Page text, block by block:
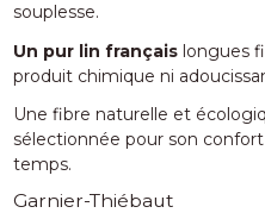
souplesse.
Un pur lin françaislongues
produit chimique ni
Une fibre naturelle et
sélectionnée pour son
temps.
Garnier-Thiébaut